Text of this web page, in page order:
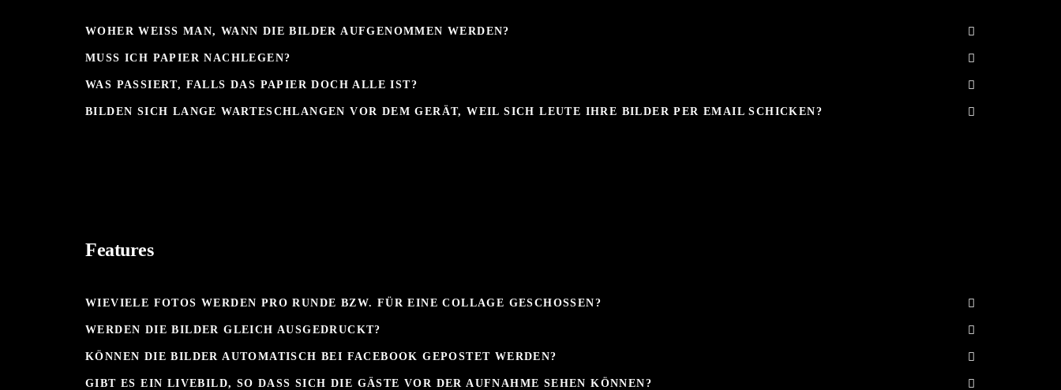
WOHER WEISS MAN, WANN DIE BILDER AUFGENOMMEN WERDEN?
MUSS ICH PAPIER NACHLEGEN?
WAS PASSIERT, FALLS DAS PAPIER DOCH ALLE IST?
BILDEN SICH LANGE WARTESCHLANGEN VOR DEM GERÄT, WEIL SICH LEUTE IHRE BILDER PER EMAIL SCHICKEN?
Features
WIEVIELE FOTOS WERDEN PRO RUNDE BZW. FÜR EINE COLLAGE GESCHOSSEN?
WERDEN DIE BILDER GLEICH AUSGEDRUCKT?
KÖNNEN DIE BILDER AUTOMATISCH BEI FACEBOOK GEPOSTET WERDEN?
GIBT ES EIN LIVEBILD, SO DASS SICH DIE GÄSTE VOR DER AUFNAHME SEHEN KÖNNEN?